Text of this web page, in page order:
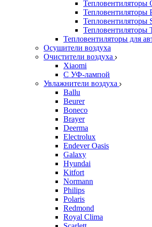
Тепловентиляторы
Тепловентиляторы
Тепловентиляторы
Тепловентиляторы
Тепловентиляторы для
Осушители воздуха
Очистители воздуха
Xiaomi
С УФ-лампой
Увлажнители воздуха
Ballu
Beurer
Boneco
Brayer
Deerma
Electrolux
Endever Oasis
Galaxy
Hyundai
Kitfort
Normann
Philips
Polaris
Redmond
Royal Clima